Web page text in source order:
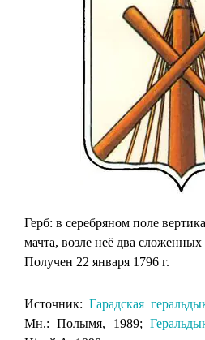
Герб: в серебряном поле
мачта, возле неё два сложенных
Получен 22 января 1796 г.
Источник:Гарадская
Мн.: Полымя, 1989;